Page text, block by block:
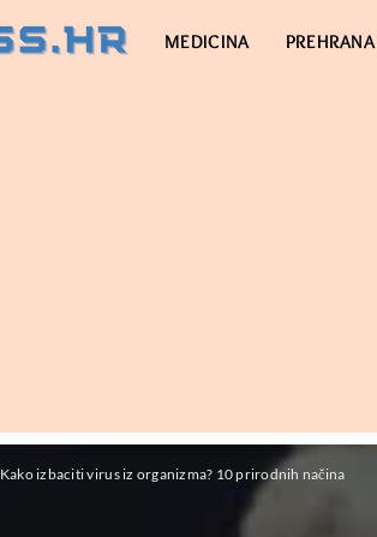
MEDICINA PREHRANA
Kako izbaciti virus iz organizma? 10 prirodnih načina